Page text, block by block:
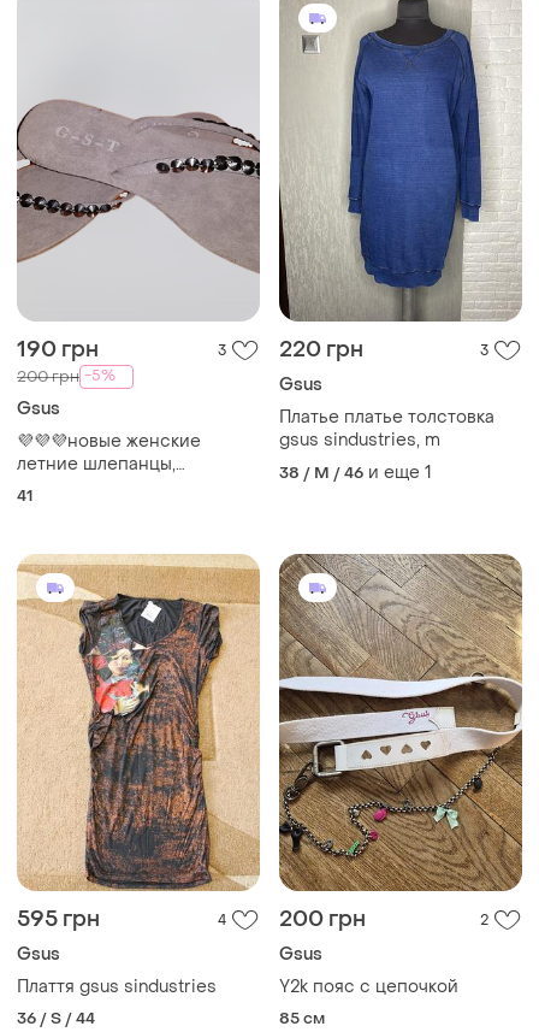
190 грн 3
200 грн -5%
Gsus
💜💜💜новые женские
летние шлепанцы,
вьетнамки g-s-t💜💜💜
41
220 грн 3
Gsus
Платье платье толстовка
gsus sindustries, m
38 / M / 46 и еще 1
595 грн 4
Gsus
Плаття gsus sindustries
36 / S / 44
200 грн 2
Gsus
Y2k пояс с цепочкой
85 см